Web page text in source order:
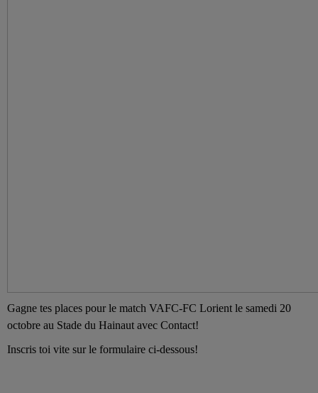
Gagne tes places pour le match VAFC-FC Lorient le samedi 20
octobre au Stade du Hainaut avec Contact!
Inscris toi vite sur le formulaire ci-dessous!